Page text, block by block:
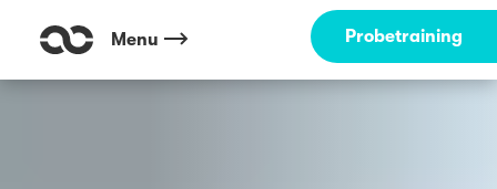
Menu Probetraining
Outdoor Fitness direkt um die Ecke: Charite - Steglitz Berlin ☀️